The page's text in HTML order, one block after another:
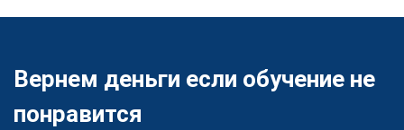
Вернем деньги если обучение не
понравится